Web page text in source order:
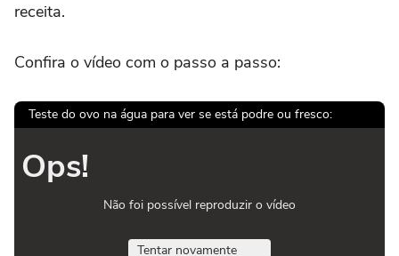
receita.
Confira o vídeo com o passo a passo:
Teste do ovo na água para ver se está podre ou fresco:
Ops!
Não foi possível reproduzir o vídeo
Tentar novamente